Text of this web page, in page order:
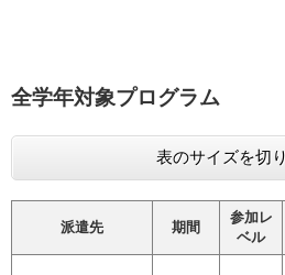
全学年対象プログラム
表のサイズを切
派遣先 期間
参加レ
ベル